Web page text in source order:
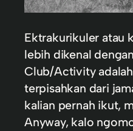
Ektrakurikuler atau
lebih dikenal
Club/Activity
terpisahkan dari
kalian pernah ikut,
Anyway, kalo